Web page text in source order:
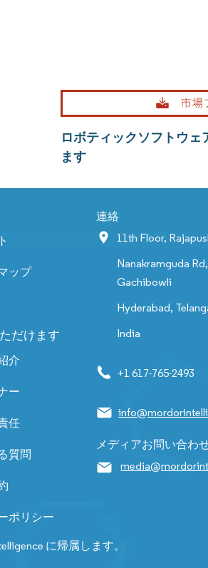
ロボティックソフトウ
ます
ップ
だけます
介
ー
任
質問
ポリシー
連絡
11th Floor,
Nanakramguda
Gachibowli
Hyderabad,
India
+1 617-765-2493
メディアお問い合わ
に帰属します。